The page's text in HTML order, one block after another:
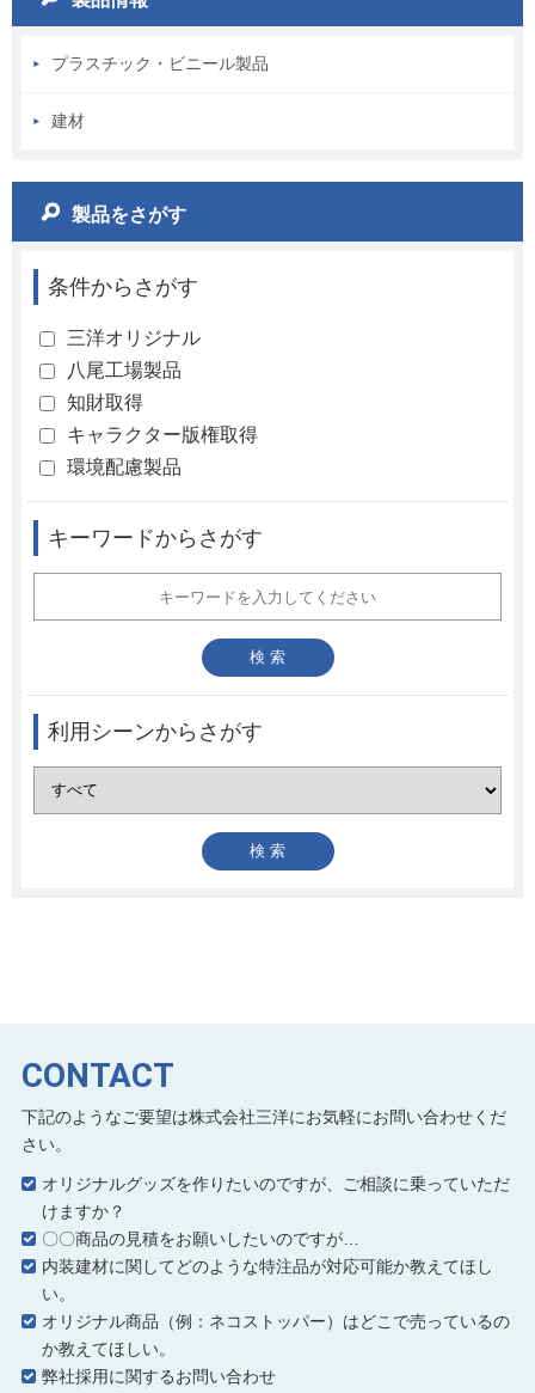
プラスチック・ビニール製品
建材
製品をさがす
条件からさがす
三洋オリジナル
八尾工場製品
知財取得
キャラクター版権取得
環境配慮製品
キーワードからさがす
利用シーンからさがす
CONTACT
下記のようなご要望は株式会社三洋にお気軽にお問い合わせくだ
さい。
オリジナルグッズを作りたいのですが、ご相談に乗っていただ
けますか？
〇〇商品の見積をお願いしたいのですが…
内装建材に関してどのような特注品が対応可能か教えてほし
い。
オリジナル商品（例：ネコストッパー）はどこで売っているの
か教えてほしい。
弊社採用に関するお問い合わせ